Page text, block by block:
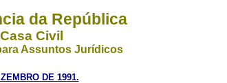
da República
Casa Civil
Assuntos Jurídicos
DE 1991.